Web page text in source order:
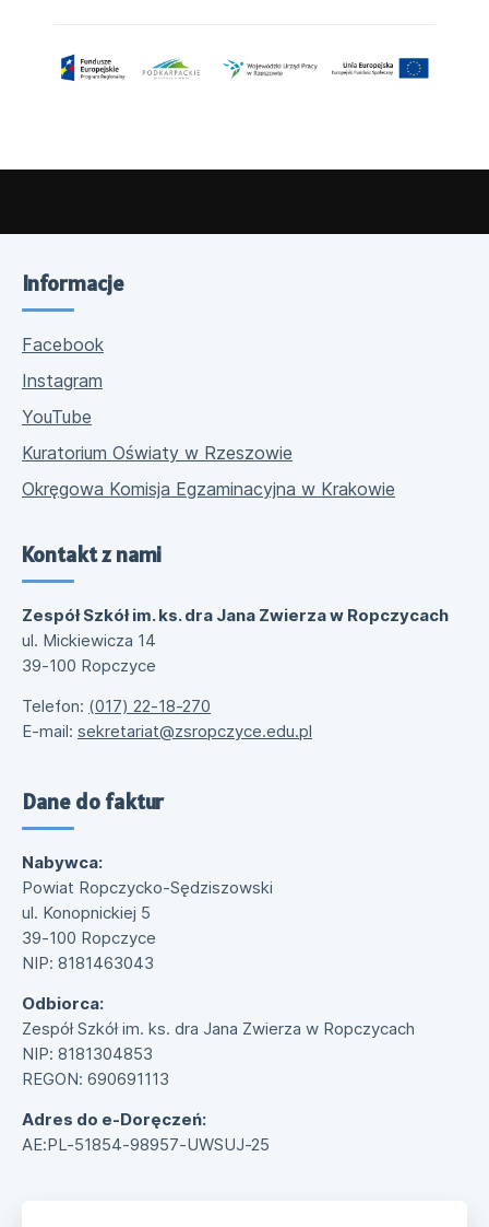
Informacje
Facebook
Instagram
YouTube
Kuratorium Oświaty w Rzeszowie
Okręgowa Komisja Egzaminacyjna w Krakowie
Kontakt z nami
Zespół Szkół im. ks. dra Jana Zwierza w Ropczycach
ul. Mickiewicza 14
39-100 Ropczyce
Telefon: (017) 22-18-270
E-mail: sekretariat@zsropczyce.edu.pl
Dane do faktur
Nabywca:
Powiat Ropczycko-Sędziszowski
ul. Konopnickiej 5
39-100 Ropczyce
NIP: 8181463043
Odbiorca:
Zespół Szkół im. ks. dra Jana Zwierza w Ropczycach
NIP: 8181304853
REGON: 690691113
Adres do e-Doręczeń:
AE:PL-51854-98957-UWSUJ-25